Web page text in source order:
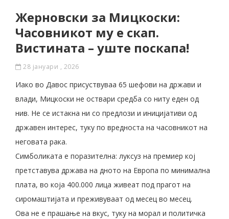
Жерновски за Мицкоски:
Часовникот му е скап.
Вистината – уште поскапа!
28 јануари , 2026
Иако во Давос присуствуваа 65 шефови на држави и
влади, Мицкоски не оствари средба со ниту еден од
нив. Не се истакна ни со предлози и иницијативи од
државен интерес, туку по вредноста на часовникот на
неговата рака.
Симболиката е поразителна: луксуз на премиер кој
претставува држава на дното на Европа по минимална
плата, во која 400.000 лица живеат под прагот на
сиромаштијата и преживуваат од месец во месец.
Ова не е прашање на вкус, туку на морал и политичка